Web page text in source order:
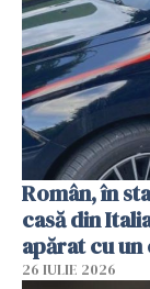
Român, în
casă din
apărat cu
26 IULIE 2026